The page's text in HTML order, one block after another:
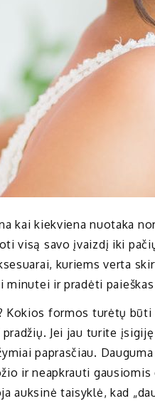
kai kiekviena nuotaka
visą savo įvaizdį iki
kuriems verta
ir pradėti paieškas
Kokios formos turėtų būti
pradžių. Jei jau turite
paprasčiau.
ir neapkrauti
auksinė taisyklė, kad